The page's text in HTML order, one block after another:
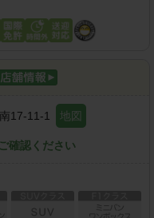
17-11-1 地図
確認ください